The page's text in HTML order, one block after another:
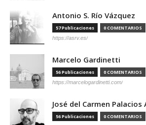
Antonio S. Río Vázquez
57 Publicaciones 0 COMENTARIOS
https://asrv.es/
Marcelo Gardinetti
56 Publicaciones 0 COMENTARIOS
https://marcelogardinetti.com/
José del Carmen Palacios
56 Publicaciones 0 COMENTARIOS